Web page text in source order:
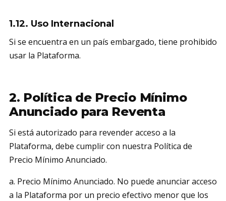
1.12. Uso Internacional
Si se encuentra en un país embargado, tiene prohibido
usar la Plataforma.
2. Política de Precio Mínimo
Anunciado para Reventa
Si está autorizado para revender acceso a la
Plataforma, debe cumplir con nuestra Política de
Precio Mínimo Anunciado.
a. Precio Mínimo Anunciado. No puede anunciar acceso
a la Plataforma por un precio efectivo menor que los